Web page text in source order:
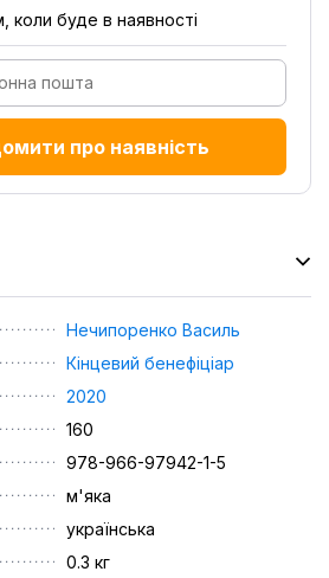
коли буде в наявності
про наявність
Нечипоренко Василь
Кінцевий бенефіціар
2020
160
978-966-97942-1-5
м'яка
українська
0.3 кг